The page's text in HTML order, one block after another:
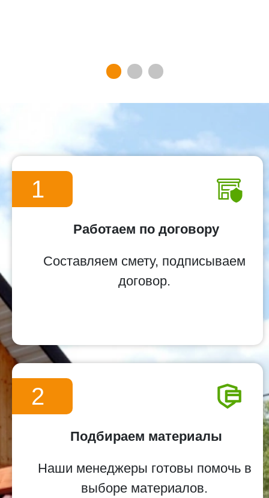
1
Работаем по договору
Составляем смету, подписываем
договор.
2
Подбираем материалы
Наши менеджеры готовы помочь в
выборе материалов.